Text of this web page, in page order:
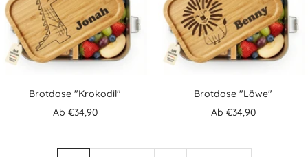
Brotdose "Krokodil"
Angebotspreis
Ab €34,90
Brotdose "Löwe"
Angebotspreis
Ab €34,90